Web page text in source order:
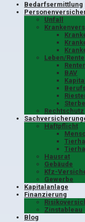
Bedarfsermittlung
Unfall
Leben/Rente
BAV
Rechtschutz
Haftpflicht
Hausrat
Gebäude
Kfz-
Gewerbe
Kapitalanlage
Finanzierung
Zinstableau
Blog